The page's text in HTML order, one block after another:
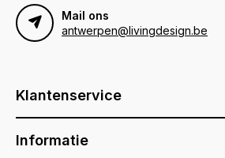
Mail ons
antwerpen@livingdesign.be
Klantenservice
Informatie